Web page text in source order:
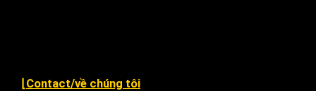
⌊Contact/về chúng tôi